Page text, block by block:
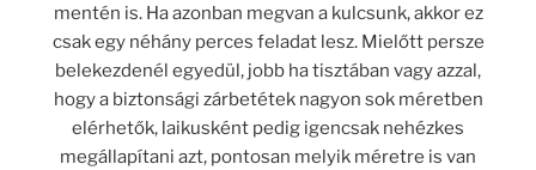
mentén is. Ha azonban megvan a kulcsunk, akkor ez
csak egy néhány perces feladat lesz. Mielőtt persze
belekezdenél egyedül, jobb ha tisztában vagy azzal,
hogy a biztonsági zárbetétek nagyon sok méretben
elérhetők, laikusként pedig igencsak nehézkes
megállapítani azt, pontosan melyik méretre is van